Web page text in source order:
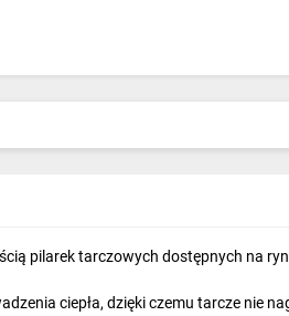
pilarek tarczowych dostępnych na
ciepła, dzięki czemu tarcze nie